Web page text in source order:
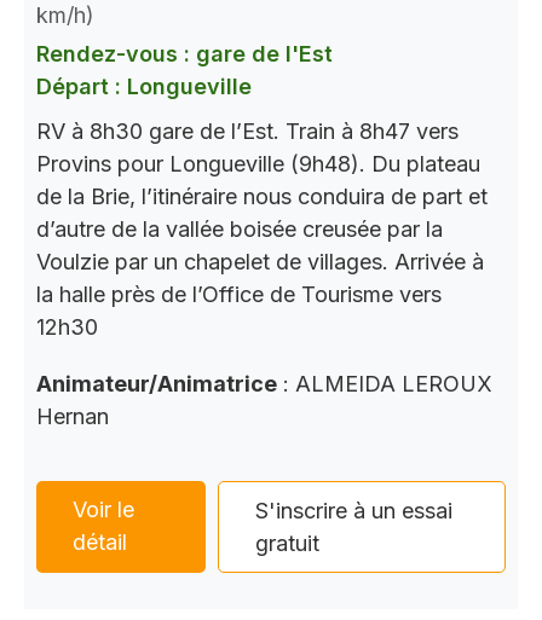
km/h)
Rendez-vous : gare de l'Est
Départ : Longueville
RV à 8h30 gare de l’Est. Train à 8h47 vers
Provins pour Longueville (9h48). Du plateau
de la Brie, l’itinéraire nous conduira de part et
d’autre de la vallée boisée creusée par la
Voulzie par un chapelet de villages. Arrivée à
la halle près de l’Office de Tourisme vers
12h30
Animateur/Animatrice : ALMEIDA LEROUX
Hernan
Voir le
détail
S'inscrire à un essai
gratuit